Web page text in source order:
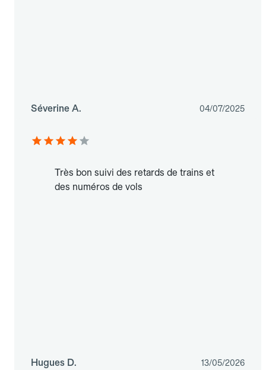
Séverine A. 04/07/2025
Très bon suivi des retards de trains et
des numéros de vols
Hugues D. 13/05/2026